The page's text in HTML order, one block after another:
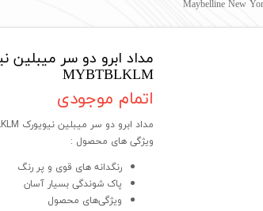
حالت دهنده های مو
محصولات درمانی و تقویت کننده مو
MYBTBLKLM
اتمام موجودی
مداد ابرو دو سر میبلین نیویورک Maybelline New York | MYBTBLKLM
ویژگی های محصول :
رنگدانه های قوی و پر رنگ
پاک شوندگی بسیار آسان
ویژگی‌های محصول